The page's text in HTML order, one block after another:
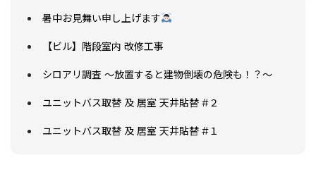
会社概要
施工事例
現場ブログ
暑中お見舞い申し上げます
【ビル】階段室内 改修工事
シロアリ調査 ～放置すると建物倒壊の危険も！？～
ユニットバス取替 及 居室 天井貼替 #２
ユニットバス取替 及 居室 天井貼替 #１